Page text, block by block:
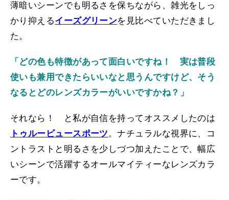
薄暗いシーンでも明るさを保ちながら、雑光をしっ
かり抑えるイーズグリーンを見比べていただきまし
た。
「どの色も特徴があって面白いですね！ 実は普段
使いも兼用できたらいいなと思うんですけど、そう
なるとどのレンズカラーがいいですかね？」
それなら！ と私が自信を持ってオススメしたのは
トゥルービュースポーツ。ナチュラルな視界に、コ
ントラストと明るさを少しづつ加えたことで、幅広
いシーンで活躍するオールマイティーなレンズカラ
ーです。